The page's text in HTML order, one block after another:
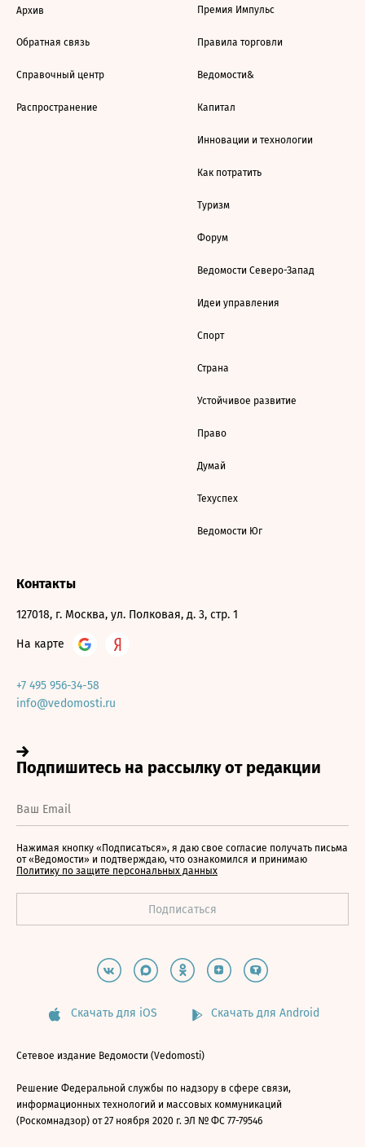
Архив
Обратная связь
Справочный центр
Распространение
Премия Импульс
Правила торговли
Ведомости&
Капитал
Инновации и технологии
Как потратить
Туризм
Форум
Ведомости Северо-Запад
Идеи управления
Спорт
Страна
Устойчивое развитие
Право
Думай
Техуспех
Ведомости Юг
Контакты
127018, г. Москва, ул. Полковая, д. 3, стр. 1
На карте
+7 495 956-34-58
info@vedomosti.ru
Нажимая кнопку «Подписаться», я даю свое согласие получать письма
от «Ведомости» и подтверждаю, что ознакомился и принимаю
Политику по защите персональных данных
Скачать для iOS Скачать для Android
Сетевое издание Ведомости (Vedomosti)
Решение Федеральной службы по надзору в сфере связи,
информационных технологий и массовых коммуникаций
(Роскомнадзор) от 27 ноября 2020 г. ЭЛ № ФС 77-79546